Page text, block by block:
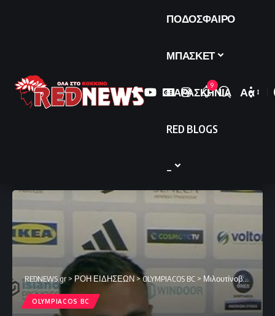
ΠΟΔΟΣΦΑΙΡΟ
ΜΠΑΣΚΕΤ
ΠΑΡΑΣΚΗΝΙΑ
RED BLOGS
9
Font
Αα
REDNEWS.gr > ΡΟΗ ΕΙΔΗΣΕΩΝ>OLYMPIACOS BC > Μιλουτίνοβ: «Η πιο επίπονη στιγμή όταν έμαθα πως φεύγει ο Βεζένκοβ»
OLYMPIACOS BC